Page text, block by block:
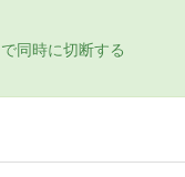
同時に切断する